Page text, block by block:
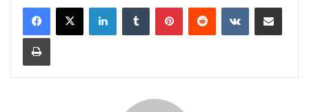
LinkedInTumblr PinterestReddit VKontakteShare via Email
Print